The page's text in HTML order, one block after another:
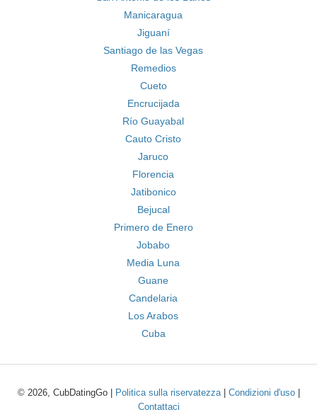
Manicaragua
Jiguaní
Santiago de las Vegas
Remedios
Cueto
Encrucijada
Río Guayabal
Cauto Cristo
Jaruco
Florencia
Jatibonico
Bejucal
Primero de Enero
Jobabo
Media Luna
Guane
Candelaria
Los Arabos
Cuba
© 2026, CubDatingGo | Politica sulla riservatezza| Condizioni d'uso|
Contattaci